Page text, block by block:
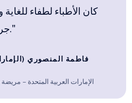
جراحتي بعناية كبيرة."
فاطمة المنصوري
الإمارات العربية المتحدة –